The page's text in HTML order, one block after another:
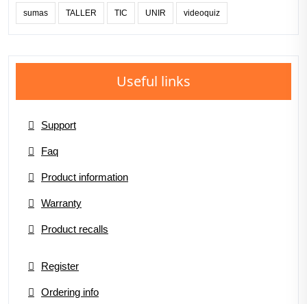
sumas TALLER TIC UNIR videoquiz
Useful links
Support
Faq
Product information
Warranty
Product recalls
Register
Ordering info